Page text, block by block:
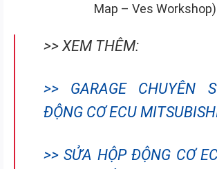
Map – Ves Workshop)
>> XEM THÊM:
>> GARAGE CHUYÊN
ĐỘNG CƠ ECU
>> SỬA HỘP ĐỘNG CƠ